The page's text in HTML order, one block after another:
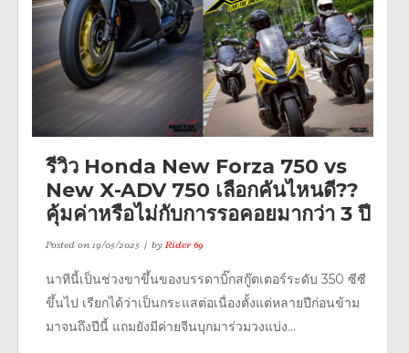
รีวิว Honda New Forza 750 vs
New X-ADV 750 เลือกคันไหนดี??
คุ้มค่าหรือไม่กับการรอคอยมากว่า 3 ปี
Posted on19/05/2025 byRider 69
นาทีนี้เป็นช่วงขาขึ้นของบรรดาบิ๊กสกู๊ตเตอร์ระดับ 350 ซีซี
ขึ้นไป เรียกได้ว่าเป็นกระแสต่อเนื่องตั้งแต่หลายปีก่อนข้าม
มาจนถึงปีนี้ แถมยังมีค่ายจีนบุกมาร่วมวงแบ่ง...